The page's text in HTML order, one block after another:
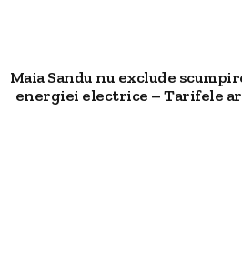
Maia Sandu nu exclude
energiei electrice – Tarifele